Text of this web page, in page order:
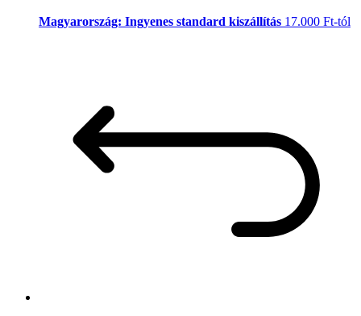
Magyarország: Ingyenes standard kiszállítás 17.000 Ft-tól